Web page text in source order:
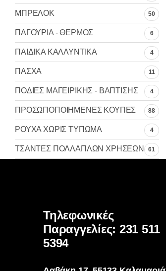
ΜΠΡΕΛΟΚ 50
ΠΑΓΟΥΡΙΑ - ΘΕΡΜΟΣ 6
ΠΑΙΔΙΚΑ ΚΑΛΛΥΝΤΙΚΑ 4
ΠΑΣΧΑ 11
ΠΟΔΙΕΣ ΜΑΓΕΙΡΙΚΗΣ - ΒΑΠΤΙΣΗΣ 4
ΠΡΟΣΩΠΟΠΟΙΗΜΕΝΕΣ ΚΟΥΠΕΣ 88
ΡΟΥΧΑ ΧΩΡΙΣ ΤΥΠΩΜΑ 4
ΤΣΑΝΤΕΣ ΠΟΛΛΑΠΛΩΝ ΧΡΗΣΕΩΝ 61
Τηλεφωνικές
Παραγγελίες: 231 511
5394